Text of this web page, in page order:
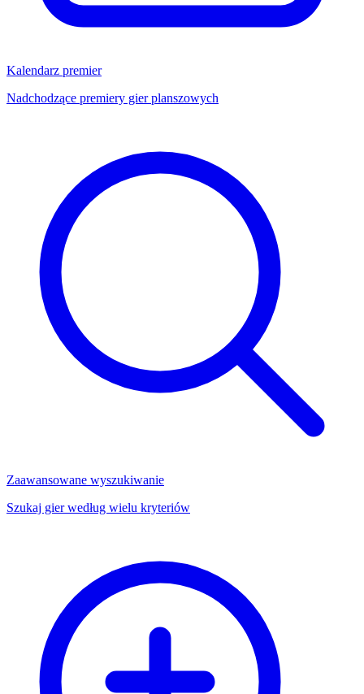
Kalendarz premier
Nadchodzące premiery gier planszowych
Zaawansowane wyszukiwanie
Szukaj gier według wielu kryteriów